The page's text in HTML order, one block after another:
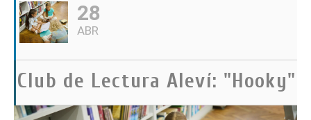
28
ABR
Club de Lectura Aleví: "Hooky"